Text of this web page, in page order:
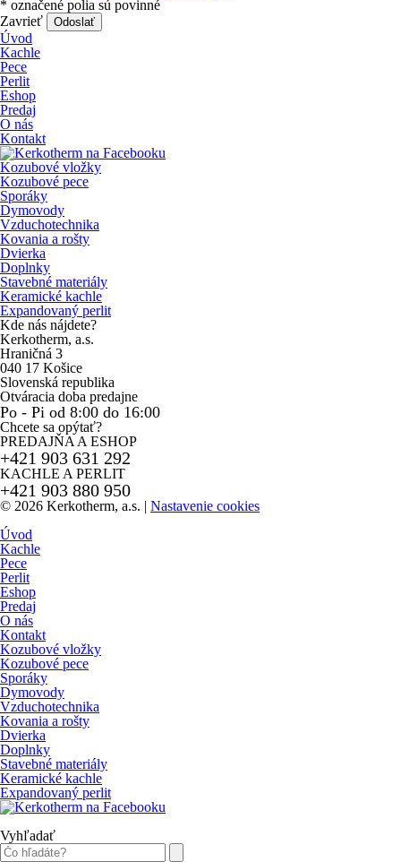
* označené polia sú povinné
Zavrieť
Odoslať
Úvod
Kachle
Pece
Perlit
Eshop
Predaj
O nás
Kontakt
Kozubové vložky
Kozubové pece
Sporáky
Dymovody
Vzduchotechnika
Kovania a rošty
Dvierka
Doplnky
Stavebné materiály
Keramické kachle
Expandovaný perlit
Kde nás nájdete?
Kerkotherm, a.s.
Hraničná 3
040 17 Košice
Slovenská republika
Otváracia doba predajne
Po - Pi od 8:00 do 16:00
Chcete sa opýtať?
PREDAJŇA A ESHOP
+421 903 631 292
KACHLE A PERLIT
+421 903 880 950
© 2026 Kerkotherm, a.s. | Nastavenie cookies
Úvod
Kachle
Pece
Perlit
Eshop
Predaj
O nás
Kontakt
Kozubové vložky
Kozubové pece
Sporáky
Dymovody
Vzduchotechnika
Kovania a rošty
Dvierka
Doplnky
Stavebné materiály
Keramické kachle
Expandovaný perlit
Vyhľadať